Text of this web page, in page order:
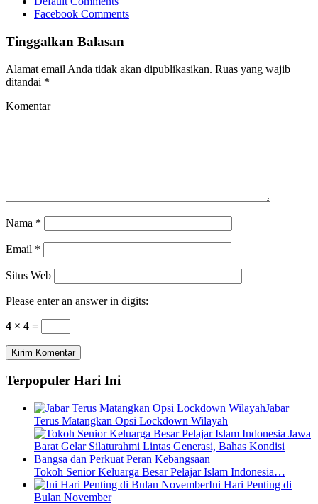
Facebook Comments
Tinggalkan Balasan
Alamat email Anda tidak akan dipublikasikan. Ruas yang wajib
ditandai *
Komentar
Nama *
Email *
Situs Web
Please enter an answer in digits:
4 × 4 =
Terpopuler Hari Ini
Jabar
Terus Matangkan Opsi Lockdown Wilayah
Tokoh Senior Keluarga Besar Pelajar Islam Indonesia…
Ini Hari Penting di
Bulan November